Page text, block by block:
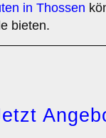
in Thossen
bieten.